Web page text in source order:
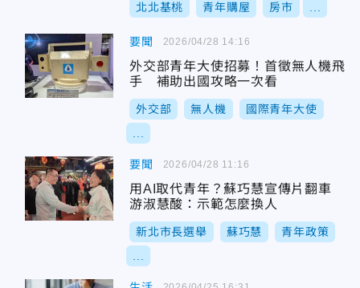
北北基桃 青年購屋 房市
要聞
外交部青年大使招募！首徵無人機飛
手 補助出國攻略一次看
外交部 無人機 國際青年大使
2026/04/28 14:16
要聞
用AI取代青年？蘇巧慧宣傳片翻車
游淑慧酸：示範怎麼換人
新北市長選舉 蘇巧慧 青年政策
2026/04/28 11:16